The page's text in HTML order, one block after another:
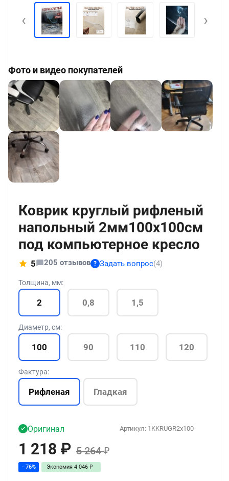
‹ ›
Фото и видео покупателей
Коврик круглый рифленый
напольный 2мм100x100см
под компьютерное кресло
5 205 отзывов ? Задать вопрос(4)
Толщина, мм:
2 0,8 1,5
Диаметр, см:
100 90 110 120
Фактура:
Рифленая Гладкая
Артикул: 1KKRUGR2x100
Оригинал
1 218 ₽ 5 264₽
- 76% Экономия 4 046 ₽